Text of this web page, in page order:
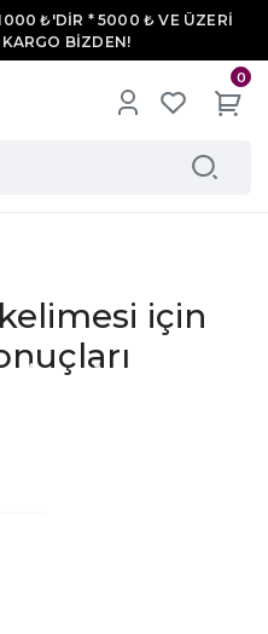
₺'DİR * 5000 ₺ VE ÜZERİ
BİZDEN!
0
için